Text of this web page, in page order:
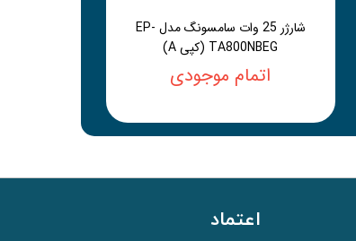
شارژر 25 وات سامسونگ مدل EP-
TA800NBEG (کپی A)
اتمام موجودی
اعتماد